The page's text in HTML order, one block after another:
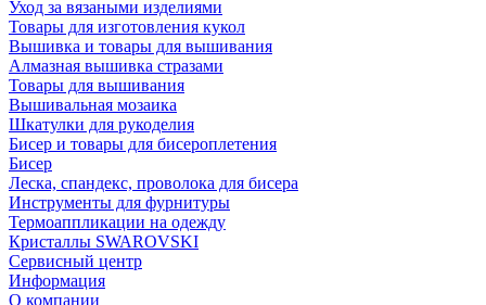
Уход за вязаными изделиями
Товары для изготовления кукол
Вышивка и товары для вышивания
Алмазная вышивка стразами
Товары для вышивания
Вышивальная мозаика
Шкатулки для рукоделия
Бисер и товары для бисероплетения
Бисер
Леска, спандекс, проволока для бисера
Инструменты для фурнитуры
Термоаппликации на одежду
Кристаллы SWAROVSKI
Сервисный центр
Информация
О компании